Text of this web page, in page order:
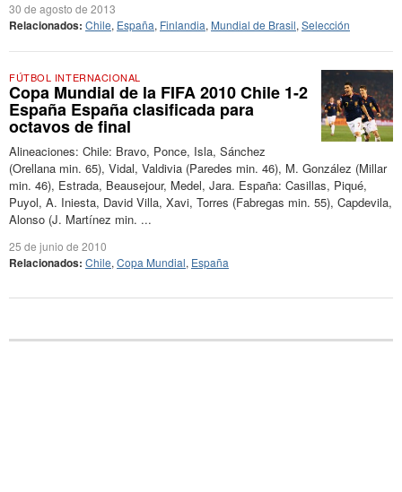
30 de agosto de 2013
Relacionados: Chile, España, Finlandia, Mundial de Brasil, Selección
FÚTBOL INTERNACIONAL
Copa Mundial de la FIFA 2010 Chile 1-2
España España clasificada para
octavos de final
Alineaciones: Chile: Bravo, Ponce, Isla, Sánchez
(Orellana min. 65), Vidal, Valdivia (Paredes min. 46), M. González (Millar
min. 46), Estrada, Beausejour, Medel, Jara. España: Casillas, Piqué,
Puyol, A. Iniesta, David Villa, Xavi, Torres (Fabregas min. 55), Capdevila,
Alonso (J. Martínez min. ...
25 de junio de 2010
Relacionados: Chile, Copa Mundial, España